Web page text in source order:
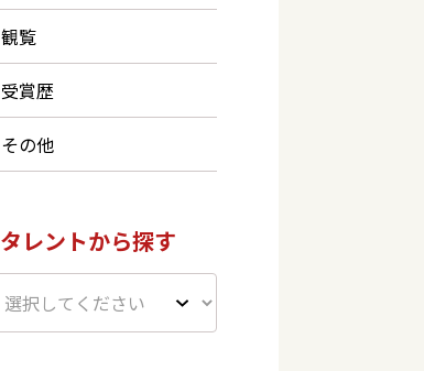
観覧
受賞歴
その他
タレントから探す